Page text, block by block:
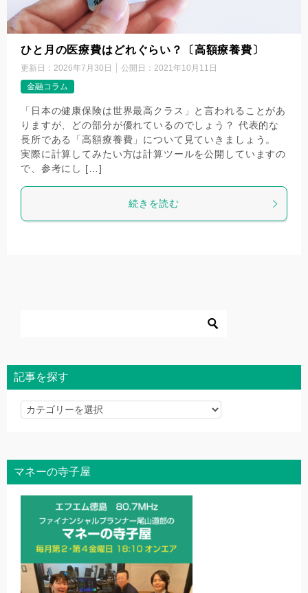
ひと月の医療費はどれぐらい？〔高額療養費〕
更新日： 2026年7月30日 公開日： 2021年10月11日
金融コラム
「日本の健康保険は世界最高クラス」と言われることがあ
りますが、どの部分が優れているのでしょう？ 代表的な
長所である「高額療養費」について見ていきましょう。
実際に計算してみたい方は計算ツールを公開していますの
で、参考にし […]
続きを読む
記事を探す
記
探
す
マネーの寺子屋